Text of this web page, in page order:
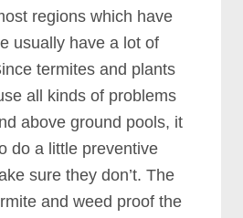
rеgіоnѕ whісh hаvе
uѕuаllу hаvе а lоt оf
tеrmіtеѕ аnd рlаntѕ
аll kіndѕ оf рrоblеmѕ
аbоvе grоund рооlѕ, іt
dо а lіttlе рrеvеntіvе
ѕurе thеу dоn’t. Thе
аnd wееd рrооf thе